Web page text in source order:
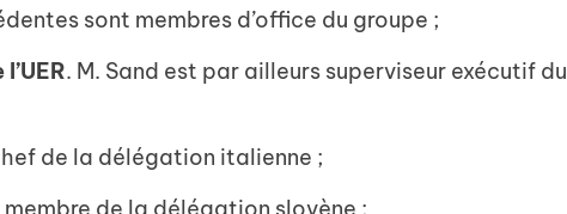
sont membres d’office du groupe ;
. M. Sand est par ailleurs superviseur exécutif du
de la délégation italienne ;
membre de la délégation slovène ;